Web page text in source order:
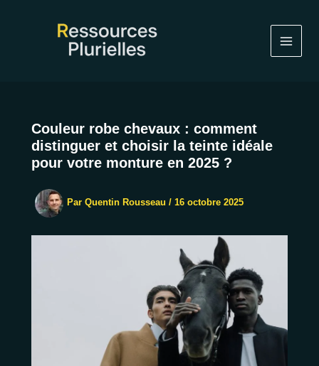
Couleur robe chevaux : comment
distinguer et choisir la teinte idéale
pour votre monture en 2025 ?
Par Quentin Rousseau / 16 octobre 2025